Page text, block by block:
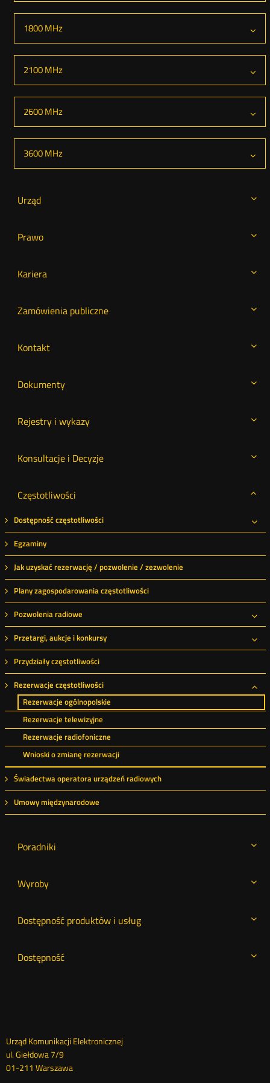
Urząd
Prawo
Kariera
Zamówienia publiczne
Kontakt
Dokumenty
Rejestry i wykazy
Konsultacje i Decyzje
Częstotliwości
Dostępność częstotliwości
Egzaminy
Jak uzyskać rezerwację / pozwolenie / zezwolenie
Plany zagospodarowania częstotliwości
Pozwolenia radiowe
Przetargi, aukcje i konkursy
Przydziały częstotliwości
Rezerwacje częstotliwości
Rezerwacje ogólnopolskie
Rezerwacje telewizyjne
Rezerwacje radiofoniczne
Wnioski o zmianę rezerwacji
Świadectwa operatora urządzeń radiowych
Umowy międzynarodowe
Poradniki
Wyroby
Dostępność produktów i usług
Dostępność
1800 MHzrozwiń
2100 MHzrozwiń
2600 MHzrozwiń
3600 MHzrozwiń
Dane
kontaktowe
Urząd Komunikacji Elektronicznej
ul. Giełdowa 7/9
01-211 Warszawa